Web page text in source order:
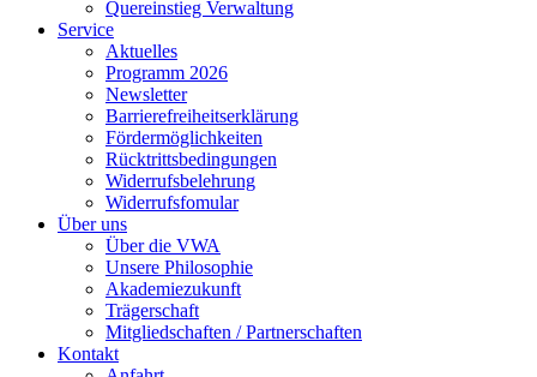
Quereinstieg Verwaltung
Service
Aktuelles
Programm 2026
Newsletter
Barrierefreiheitserklärung
Fördermöglichkeiten
Rücktrittsbedingungen
Widerrufsbelehrung
Widerrufsfomular
Über uns
Über die VWA
Unsere Philosophie
Akademiezukunft
Trägerschaft
Mitgliedschaften / Partnerschaften
Kontakt